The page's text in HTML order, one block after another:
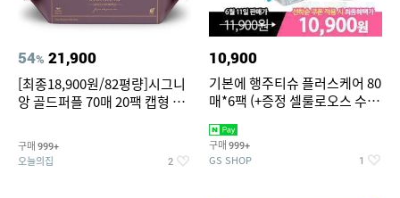
54% 21,900
[최종18,900원/82평량]시그니
앙 골드퍼플 70매 20팩 캡형 아
구매 999+
오늘의집 2
10,900
기본에 행주티슈 플러스케어 80
매*6팩 (+증정 셀룰로오스 수세
구매 999+
GS SHOP 1